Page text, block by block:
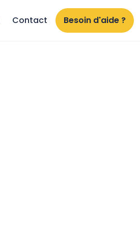
Contact Besoin d'aide ?